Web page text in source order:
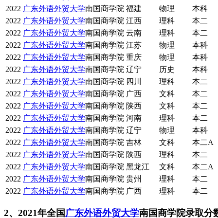
2022 广东外语外贸大学南国商学院 福建 物理
本科
2022 广东外语外贸大学南国商学院 江西 理科
本二
2022 广东外语外贸大学南国商学院 云南 理科
本二
2022 广东外语外贸大学南国商学院 江苏 物理
本科
2022 广东外语外贸大学南国商学院 重庆 物理
本科
2022 广东外语外贸大学南国商学院 辽宁 历史
本科
2022 广东外语外贸大学南国商学院 四川 理科
本二
2022 广东外语外贸大学南国商学院 广西 文科
本二
2022 广东外语外贸大学南国商学院 陕西 文科
本二
2022 广东外语外贸大学南国商学院 河南 理科
本二
2022 广东外语外贸大学南国商学院 辽宁 物理
本科
2022 广东外语外贸大学南国商学院 吉林 文科
本二A
2022 广东外语外贸大学南国商学院 陕西 理科
本二
2022 广东外语外贸大学南国商学院 黑龙江 文科
本二A
2022 广东外语外贸大学南国商学院 贵州 理科
本二
2022 广东外语外贸大学南国商学院 广西 理科 本二
2、2021年全国广东外语外贸大学南国商学院录取分